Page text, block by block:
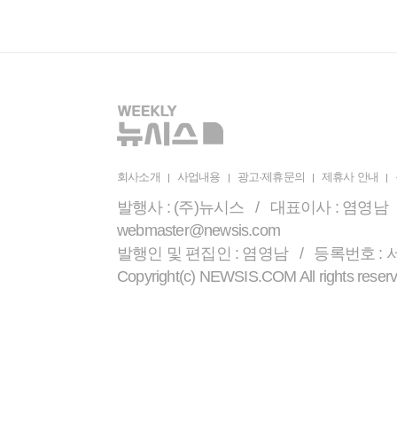
회사소개 사업내용 광고·제휴문의 제휴사 안내
발행사 : (주)뉴시스 / 대표이사 : 염영
webmaster@newsis.com
발행인 및 편집인 : 염영남 / 등록번호 :
Copyright(c) NEWSIS.COM All rights